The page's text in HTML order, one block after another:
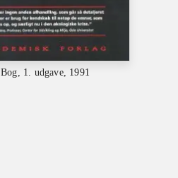
Bog, 1. udgave, 1991